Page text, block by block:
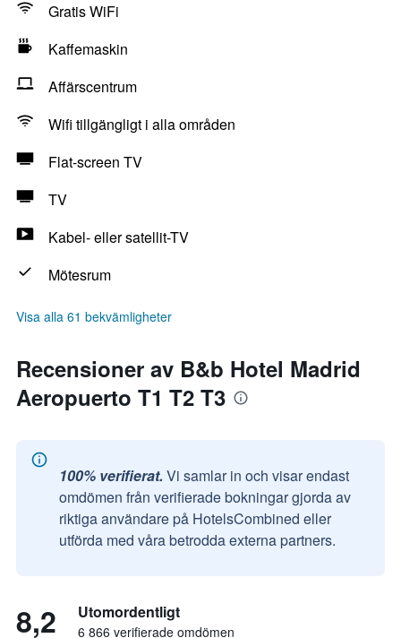
Gratis WiFi
Kaffemaskin
Affärscentrum
Wifi tillgängligt i alla områden
Flat-screen TV
TV
Kabel- eller satellit-TV
Mötesrum
Visa alla 61 bekvämligheter
Recensioner av B&b Hotel Madrid
Aeropuerto T1 T2 T3
100% verifierat. Vi samlar in och visar endast
omdömen från verifierade bokningar gjorda av
riktiga användare på HotelsCombined eller
utförda med våra betrodda externa partners.
8,2 Utomordentligt
6 866 verifierade omdömen